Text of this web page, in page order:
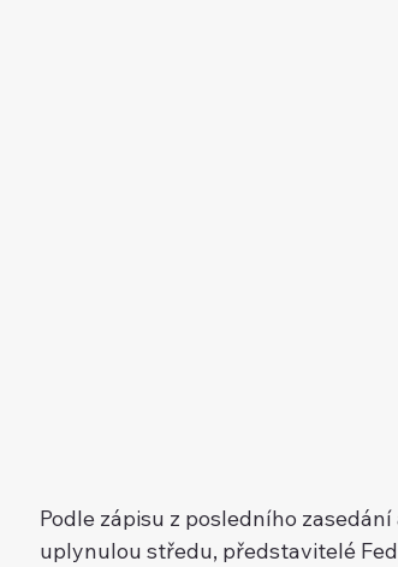
Podle zápisu z posledního
uplynulou středu, představitelé